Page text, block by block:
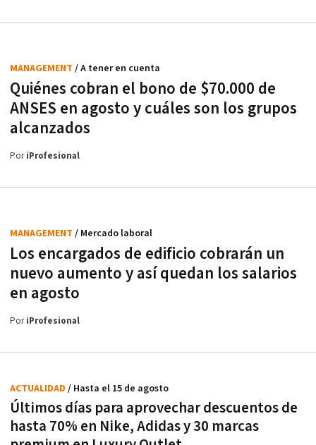
Quiénes cobran el bono de $70.000 de
ANSES en agosto y cuáles son los grupos
alcanzados
MANAGEMENT / A tener en cuenta
PoriProfesional
Los encargados de edificio cobrarán un
nuevo aumento y así quedan los salarios
en agosto
MANAGEMENT / Mercado laboral
PoriProfesional
Últimos días para aprovechar descuentos de
hasta 70% en Nike, Adidas y 30 marcas
ACTUALIDAD / Hasta el 15 de agosto